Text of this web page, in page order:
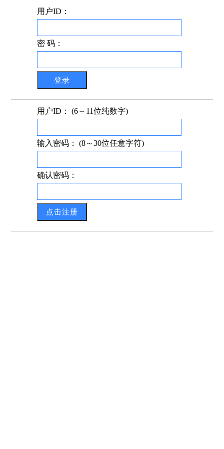
用户ID：
密 码：
用户ID： (6～11位纯数字)
输入密码： (8～30位任意字符)
确认密码：